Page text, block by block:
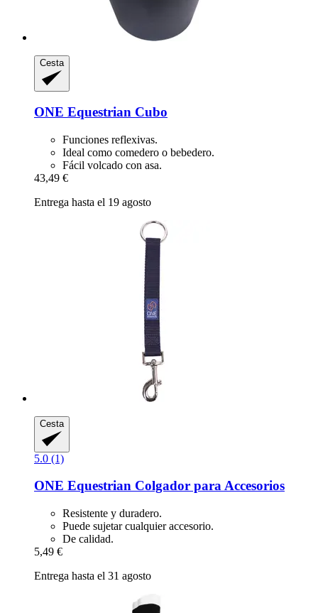
Cesta
ONE Equestrian Cubo
Funciones reflexivas.
Ideal como comedero o bebedero.
Fácil volcado con asa.
43,49 €
Entrega hasta el 19 agosto
Cesta
5.0 (1)
ONE Equestrian Colgador para Accesorios
Resistente y duradero.
Puede sujetar cualquier accesorio.
De calidad.
5,49 €
Entrega hasta el 31 agosto